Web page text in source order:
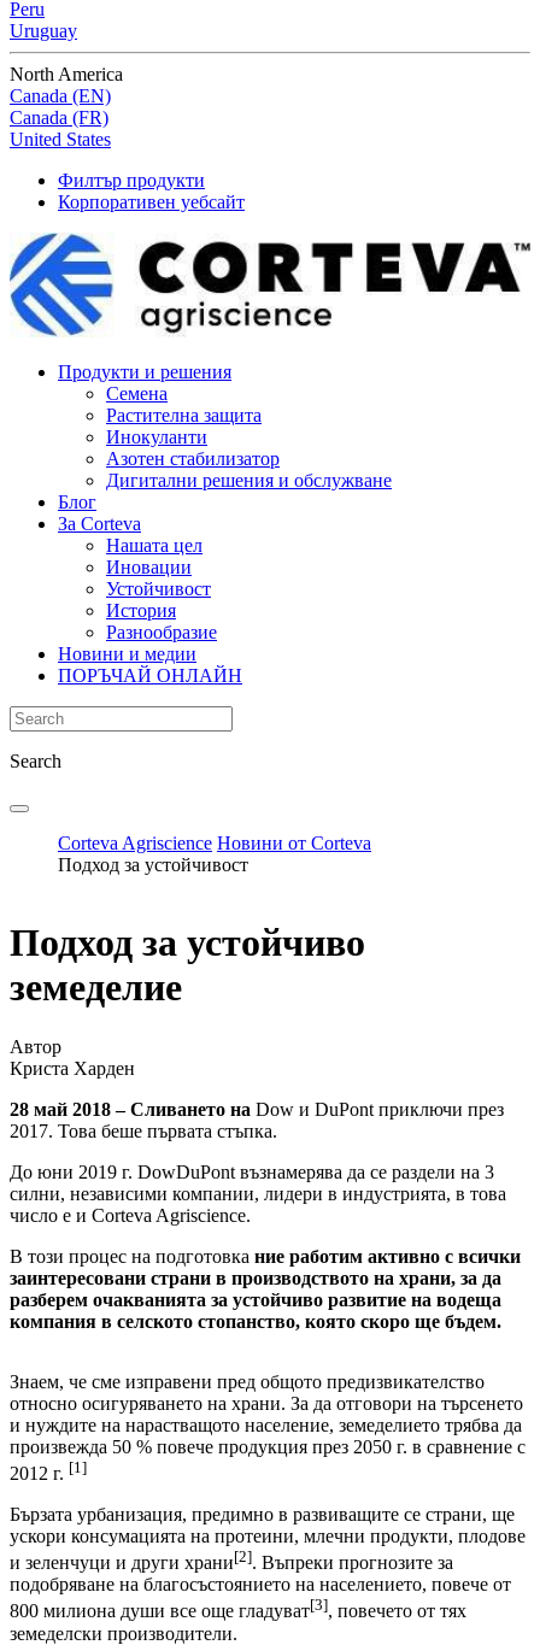
Peru
Uruguay
North America
Canada (EN)
Canada (FR)
United States
Филтър продукти
Корпоративен уебсайт
Продукти и решения
Семена
Растителна защита
Инокуланти
Азотен стабилизатор
Дигитални решения и обслужване
Блог
За Corteva
Нашата цел
Иновации
Устойчивост
История
Разнообразие
Новини и медии
ПОРЪЧАЙ ОНЛАЙН
Search
Corteva Agriscience Новини от Corteva
Подход за устойчивост
Подход за устойчиво
земеделие
Автор
Криста Харден
28 май 2018 – Сливането на Dow и DuPont приключи през
2017. Това беше първата стъпка.
До юни 2019 г. DowDuPont възнамерява да се раздели на 3
силни, независими компании, лидери в индустрията, в това
число е и Corteva Agriscience.
В този процес на подготовка ние работим активно с всички
заинтересовани страни в производството на храни, за да
разберем очакванията за устойчиво развитие на водеща
компания в селското стопанство, която скоро ще бъдем.
Знаем, че сме изправени пред общото предизвикателство
относно осигуряването на храни. За да отговори на търсенето
и нуждите на нарастващото население, земеделието трябва да
произвежда 50 % повече продукция през 2050 г. в сравнение с
2012 г. [1]
Бързата урбанизация, предимно в развиващите се страни, ще
ускори консумацията на протеини, млечни продукти, плодове
и зеленчуци и други храни[2]. Въпреки прогнозите за
подобряване на благосъстоянието на населението, повече от
800 милиона души все още гладуват[3], повечето от тях
земеделски производители.